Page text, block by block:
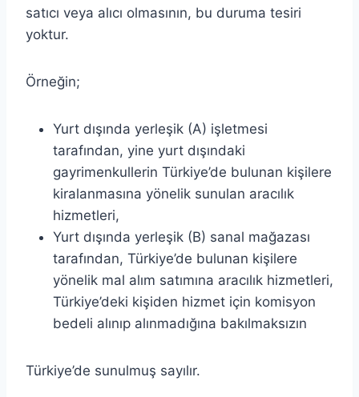
satıcı veya alıcı olmasının, bu duruma tesiri
yoktur.
Örneğin;
Yurt dışında yerleşik (A) işletmesi
tarafından, yine yurt dışındaki
gayrimenkullerin Türkiye’de bulunan kişilere
kiralanmasına yönelik sunulan aracılık
hizmetleri,
Yurt dışında yerleşik (B) sanal mağazası
tarafından, Türkiye’de bulunan kişilere
yönelik mal alım satımına aracılık hizmetleri,
Türkiye’deki kişiden hizmet için komisyon
bedeli alınıp alınmadığına bakılmaksızın
Türkiye’de sunulmuş sayılır.